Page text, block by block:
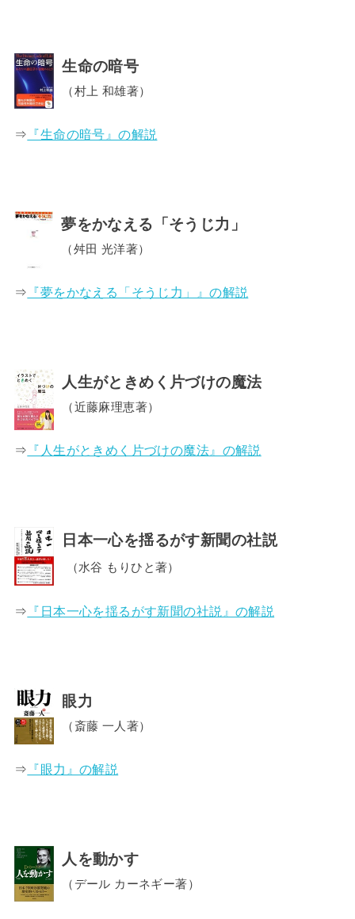
生命の暗号
（村上 和雄著）
⇒ 『生命の暗号』の解説
夢をかなえる「そうじ力」
（舛田 光洋著）
⇒ 『夢をかなえる「そうじ力」』の解説
人生がときめく片づけの魔法
（近藤麻理恵著）
⇒ 『人生がときめく片づけの魔法』の解説
日本一心を揺るがす新聞の社説
（水谷 もりひと著）
⇒ 『日本一心を揺るがす新聞の社説』の解説
眼力
（斎藤 一人著）
⇒ 『眼力』の解説
人を動かす
（デール カーネギー著）